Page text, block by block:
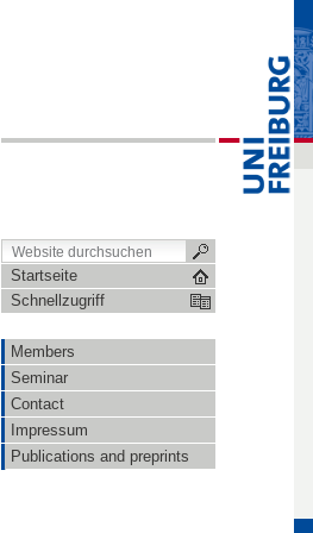
Startseite
Schnellzugriff
Members
Seminar
Contact
Impressum
Publications and preprints